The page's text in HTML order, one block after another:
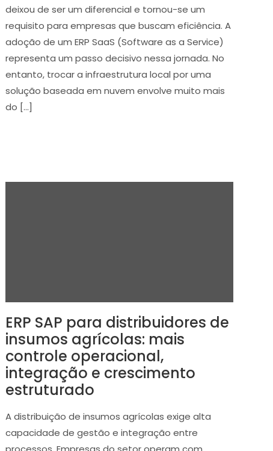
deixou de ser um diferencial e tornou-se um
requisito para empresas que buscam eficiência. A
adoção de um ERP SaaS (Software as a Service)
representa um passo decisivo nessa jornada. No
entanto, trocar a infraestrutura local por uma
solução baseada em nuvem envolve muito mais
do […]
ERP SAP para distribuidores de
insumos agrícolas: mais
controle operacional,
integração e crescimento
estruturado
A distribuição de insumos agrícolas exige alta
capacidade de gestão e integração entre